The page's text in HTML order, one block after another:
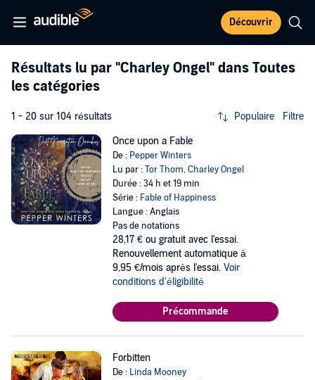
Découvrir
Résultats lu par "Charley Ongel" dans Toutes
les catégories
1 - 20 sur 104 résultats Populaire Filtre
Once upon a Fable
De : Pepper Winters
Lu par :Tor Thom,Charley Ongel
Durée : 34 h et 19 min
Série : Fable of Happiness
Langue : Anglais
Pas de notations
28,17 € ou gratuit avec l'essai.
Renouvellement automatique à
9,95 €/mois après l'essai. Voir
conditions d'éligibilité
Précommande
Forbitten
De : Linda Mooney